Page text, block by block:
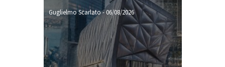
Guglielmo Scarlato-06/08/2026